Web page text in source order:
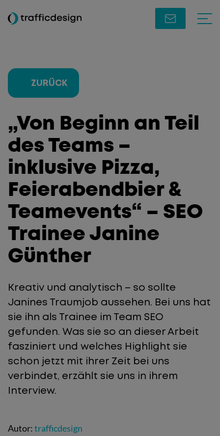
ZURÜCK
„Von Beginn an Teil
des Teams –
inklusive Pizza,
Feierabendbier &
Teamevents“ – SEO
Trainee Janine
Günther
Kreativ und analytisch – so sollte
Janines Traumjob aussehen. Bei uns hat
sie ihn als Trainee im Team SEO
gefunden. Was sie so an dieser Arbeit
fasziniert und welches Highlight sie
schon jetzt mit ihrer Zeit bei uns
verbindet, erzählt sie uns in ihrem
Interview.
Autor:trafficdesign